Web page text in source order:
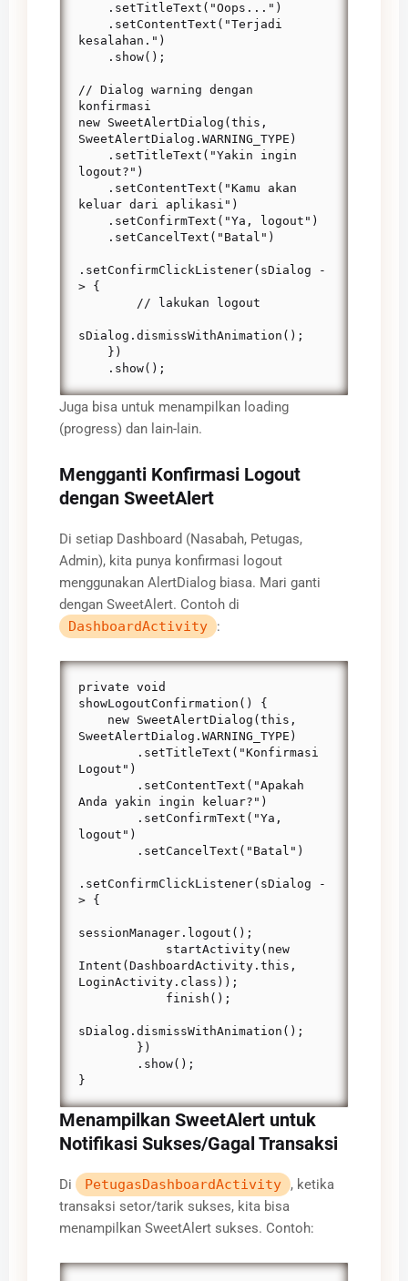
kesalahan.")
// Dialog warning dengan
konfirmasi
new SweetAlertDialog(this,
SweetAlertDialog.WARNING_TYPE)
logout?")
keluar dari aplikasi")
.setConfirmClickListener(sDialog -
> {
sDialog.dismissWithAnimation();
    .show();
Juga bisa untuk menampilkan loading
(progress) dan lain-lain.
Mengganti Konfirmasi Logout
dengan SweetAlert
Di setiap Dashboard (Nasabah, Petugas,
Admin), kita punya konfirmasi logout
menggunakan AlertDialog biasa. Mari ganti
dengan SweetAlert. Contoh di
DashboardActivity
:
private void
showLogoutConfirmation() {
SweetAlertDialog.WARNING_TYPE)
Logout")
Anda yakin ingin keluar?")
logout")
.setConfirmClickListener(sDialog -
> {
sessionManager.logout();
Intent(DashboardActivity.this,
LoginActivity.class));
sDialog.dismissWithAnimation();
}
Menampilkan SweetAlert untuk
Notifikasi Sukses/Gagal Transaksi
Di PetugasDashboardActivity
, ketika
transaksi setor/tarik sukses, kita bisa
menampilkan SweetAlert sukses. Contoh: